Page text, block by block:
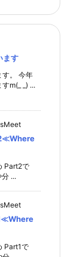
ます
す。 今年
m(_ _) ...
Part2で
...
Part1で